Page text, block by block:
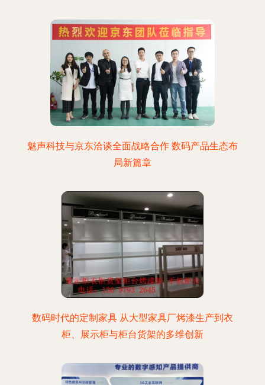
魅声科技与京东洽谈全面战略合作 数码产品生态布
局新篇章
数码时代的定制家具 从大型家具厂烤漆生产到衣
柜、展示柜与柜台货架的多维创新